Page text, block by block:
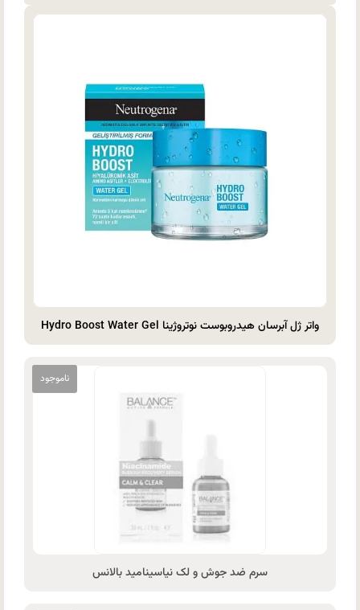
واتر ژل آبرسان هیدروبوست نوتروژینا Hydro Boost Water Gel
سرم ضد جوش و لک نیاسینامید بالانس